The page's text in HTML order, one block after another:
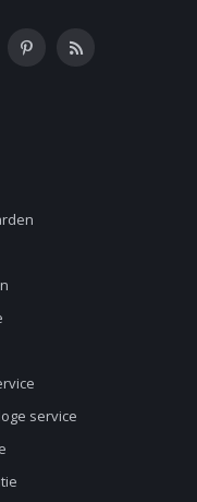
service